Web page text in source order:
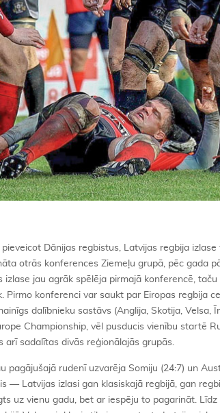
pieveicot Dānijas regbistus, Latvijas regbija
otrās konferences Ziemeļu grupā, pēc gada
izlase jau agrāk spēlēja pirmajā konferencē,
Pirmo konferenci var saukt par Eiropas regbija
dalībnieku sastāvs (Anglija, Skotija, Velsa,
Championship, vēl pusducis vienību startē
arī sadalītas divās reģionālajās grupās.
pagājušajā rudenī uzvarēja Somiju (24:7) un
— Latvijas izlasi gan klasiskajā regbijā, gan
uz vienu gadu, bet ar iespēju to pagarināt.